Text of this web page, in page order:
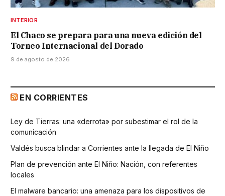
INTERIOR
El Chaco se prepara para una nueva edición del
Torneo Internacional del Dorado
9 de agosto de 2026
EN CORRIENTES
Ley de Tierras: una «derrota» por subestimar el rol de la
comunicación
Valdés busca blindar a Corrientes ante la llegada de El Niño
Plan de prevención ante El Niño: Nación, con referentes
locales
El malware bancario: una amenaza para los dispositivos de